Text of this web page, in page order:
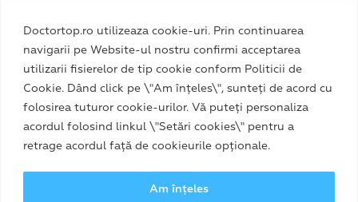
Doctortop.ro utilizeaza cookie-uri. Prin continuarea
navigarii pe Website-ul nostru confirmi acceptarea
utilizarii fisierelor de tip cookie conform Politicii de
Cookie. Dând click pe \"Am înțeles\", sunteți de acord cu
folosirea tuturor cookie-urilor. Vă puteți personaliza
acordul folosind linkul \"Setări cookies\" pentru a
retrage acordul față de cookieurile opționale.
Am înțeles
Politica Cookie